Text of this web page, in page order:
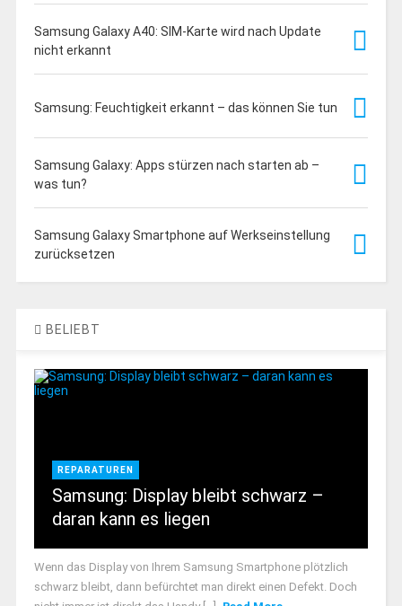
Samsung Galaxy A40: SIM-Karte wird nach Update
nicht erkannt
Samsung: Feuchtigkeit erkannt – das können Sie tun
Samsung Galaxy: Apps stürzen nach starten ab –
was tun?
Samsung Galaxy Smartphone auf Werkseinstellung
zurücksetzen
BELIEBT
REPARATUREN
Samsung: Display bleibt schwarz –
daran kann es liegen
Wenn das Display von Ihrem Samsung Smartphone plötzlich
schwarz bleibt, dann befürchtet man direkt einen Defekt. Doch